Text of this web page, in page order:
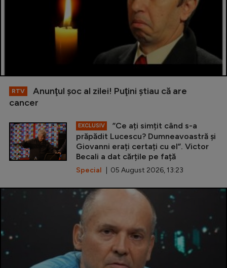
RTV
Anunţul şoc al zilei! Puţini ştiau că are
cancer
EXCLUSIV
”Ce ați simțit când s-a
prăpădit Lucescu? Dumneavoastră și
Giovanni erați certați cu el”. Victor
Becali a dat cărțile pe față
Special | 05 August 2026, 13:23